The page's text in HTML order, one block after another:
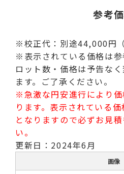
参考
※校正代：別途44,000円（
※表示されている価格は参
ロット数・価格は予告な
ます。ご了承ください。
※急激な円安進行により
ります。表示されている
となりますので必ずお見
い。
更新日：2024年6月
画像